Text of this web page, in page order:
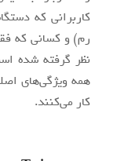
نظر گرفته شده
همه ویژگی‌های
کار می‌کنند.